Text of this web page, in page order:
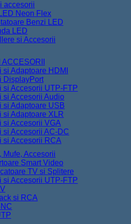
accesorii
Neon Flex
Benzi LED
LED
si Accesorii
si Adaptoare HDMI
DisplayPort
si Accesorii UTP-FTP
si Accesorii Audio
si Adaptoare USB
si Adaptoare XLR
si Accesorii VGA
si Accesorii AC-DC
si Accesorii RCA
Mufe, Accesorii
Smart Video
TV si Splitere
si Accesorii UTP-FTP
si RCA